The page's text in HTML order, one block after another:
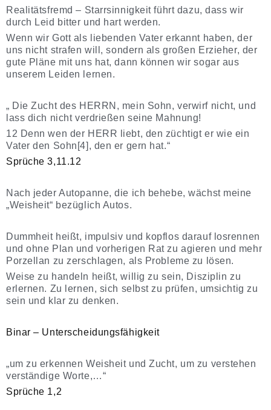
Realitätsfremd – Starrsinnigkeitführt dazu, dass wir
durch Leid bitter und hart werden.
Wenn wir Gott als liebenden Vater erkannt haben, der
uns nicht strafen will, sondern als großen Erzieher, der
gute Pläne mit uns hat, dann können wir sogar aus
unserem Leiden lernen.
„ Die Zucht des HERRN, mein Sohn, verwirf nicht, und
lass dich nicht verdrießen seine Mahnung!
12 Denn wen der HERR liebt, den züchtigt er wie ein
Vater den Sohn[4], den er gern hat.“
Sprüche 3,11.12
Nach jeder Autopanne, die ich behebe, wächst meine
„Weisheit“ bezüglich Autos.
Dummheit heißt, impulsiv und kopflos darauf losrennen
und ohne Plan und vorherigen Rat zu agieren und mehr
Porzellan zu zerschlagen, als Probleme zu lösen.
Weise zu handeln heißt, willig zu sein, Disziplin zu
erlernen. Zu lernen, sich selbst zu prüfen, umsichtig zu
sein und klar zu denken.
Binar – Unterscheidungsfähigkeit
„um zu erkennen Weisheit und Zucht, um zu verstehen
verständige Worte,…“
Sprüche 1,2